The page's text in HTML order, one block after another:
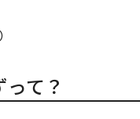
て？